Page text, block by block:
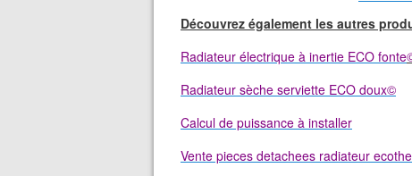
Découvrez également les autres
Radiateur électrique à inertie ECO fonte
Radiateur sèche serviette ECO doux©
Calcul de puissance à installer
Vente pieces detachees radiateur